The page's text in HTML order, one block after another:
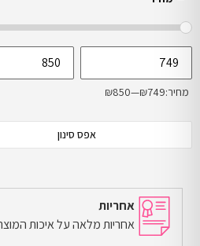
מחיר:₪749
—
₪850
אפס סינון
אחריות
אחריות מלאה על איכות